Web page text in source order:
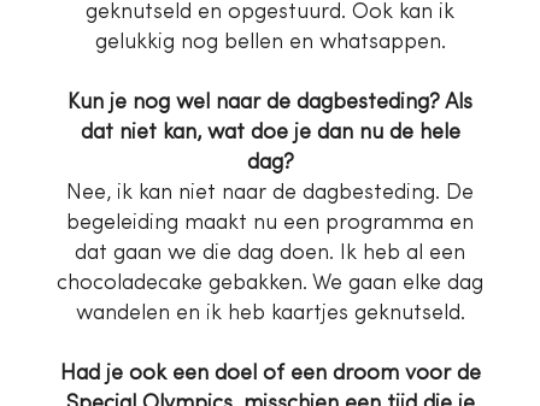
geknutseld en opgestuurd. Ook kan ik
gelukkig nog bellen en whatsappen.
Kun je nog wel naar de dagbesteding? Als
dat niet kan, wat doe je dan nu de hele
dag?
Nee, ik kan niet naar de dagbesteding. De
begeleiding maakt nu een programma en
dat gaan we die dag doen. Ik heb al een
chocoladecake gebakken. We gaan elke dag
wandelen en ik heb kaartjes geknutseld.
Had je ook een doel of een droom voor de